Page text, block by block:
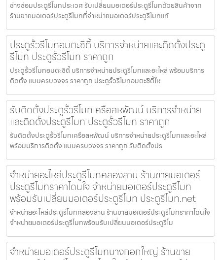
ช่างซ่อมประตูรีโมทประเวศ รับเปลี่ยนมอเตอร์ประตูรีโมทด้วยสินค้าจาก
ร้านขายมอเตอร์ประตูรีโมทที่จำหน่ายมอเตอร์ประตูรีโมทแท้
ประตูรั้วรีโมทอมตะซิตี้ บริการจำหน่ายและติดตั้งประตู
รีโมท ประตูรั้วรีโมท ราคาถูก
ประตูรั้วรีโมทอมตะซิตี้ บริการจำหน่ายประตูรีโมทและอะไหล่ พร้อมบริการ
ติดตั้ง แบบครบวงจร ราคาถูก ประตูรั้วรีโมทอมตะซิตี้ให
รับติดตั้งประตูรั้วรีโมทเครือสหพัฒน์ บริการจำหน่าย
และติดตั้งประตูรีโมท ประตูรั้วรีโมท ราคาถูก
รับติดตั้งประตูรั้วรีโมทเครือสหพัฒน์ บริการจำหน่ายประตูรีโมทและอะไหล่
พร้อมบริการติดตั้ง แบบครบวงจร ราคาถูก รับติดตั้งปร
จำหน่ายอะไหล่ประตูรีโมทคลองสาน ร้านขายมอเตอร์
ประตูรีโมทราคาโดนใจ จำหน่ายมอเตอร์ประตูรีโมท
พร้อมรับเปลี่ยนมอเตอร์ประตูรีโมท ประตูรีโมท.net
จำหน่ายอะไหล่ประตูรีโมทคลองสาน ร้านขายมอเตอร์ประตูรีโมทราคาโดนใจ
จำหน่ายมอเตอร์ประตูรีโมทพร้อมรับเปลี่ยนมอเตอร์ประตูรีโม
จำหน่ายมอเตอร์ประตูรีโมทบางกอกใหญ่ ร้านขาย